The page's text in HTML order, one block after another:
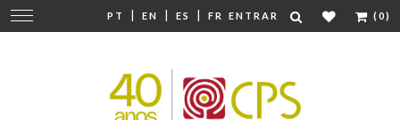
PT | EN | ES | FR ENTRAR (0)
Mudar
navegação